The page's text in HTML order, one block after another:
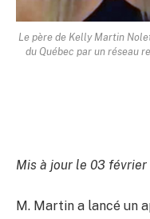
Le père de Kelly Martin
du Québec par un réseau
Mis à jour le 03 février
M. Martin a lancé un